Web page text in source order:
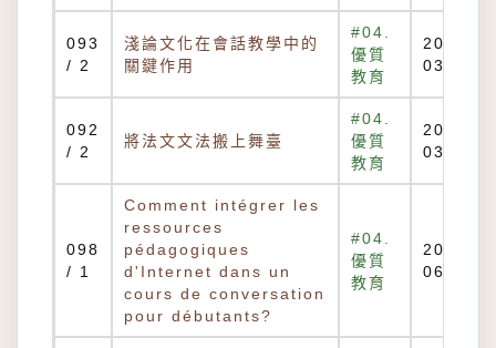
093
/ 2
淺論文化在會話教學中的
關鍵作用
#04.
優質
教育
2013-
03-12
092
/ 2
將法文文法搬上舞臺
#04.
優質
教育
2013-
03-12
098
/ 1
Comment intégrer les
ressources
pédagogiques
d'Internet dans un
cours de conversation
pour débutants?
#04.
優質
教育
2017-
06-14